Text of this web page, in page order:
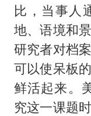
比，当事人
地、语境和
研究者对档
可以使呆板
鲜活起来。
究这一课题